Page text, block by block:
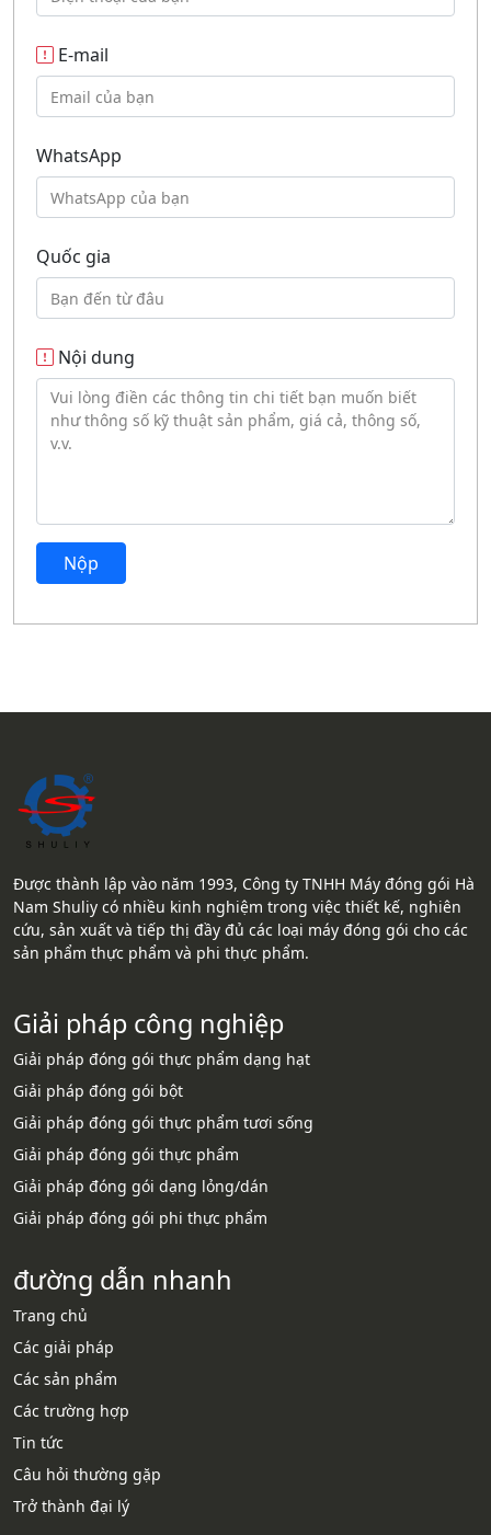
E-mail
WhatsApp
Quốc gia
Nội dung
Nộp
Được thành lập vào năm 1993, Công ty TNHH Máy đóng gói Hà
Nam Shuliy có nhiều kinh nghiệm trong việc thiết kế, nghiên
cứu, sản xuất và tiếp thị đầy đủ các loại máy đóng gói cho các
sản phẩm thực phẩm và phi thực phẩm.
Giải pháp công nghiệp
Giải pháp đóng gói thực phẩm dạng hạt
Giải pháp đóng gói bột
Giải pháp đóng gói thực phẩm tươi sống
Giải pháp đóng gói thực phẩm
Giải pháp đóng gói dạng lỏng/dán
Giải pháp đóng gói phi thực phẩm
đường dẫn nhanh
Trang chủ
Các giải pháp
Các sản phẩm
Các trường hợp
Tin tức
Câu hỏi thường gặp
Trở thành đại lý